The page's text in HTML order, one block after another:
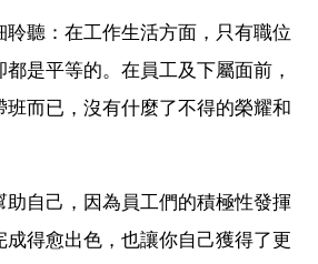
聽：在工作生活方面，只有職位
都是平等的。在員工及下屬面前，
而已，沒有什麼了不得的榮耀和
助自己，因為員工們的積極性發揮
得愈出色，也讓你自己獲得了更